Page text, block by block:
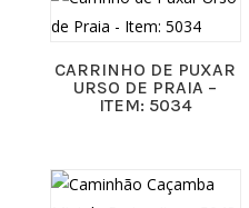
CARRINHO DE PUXAR
URSO DE PRAIA –
ITEM: 5034